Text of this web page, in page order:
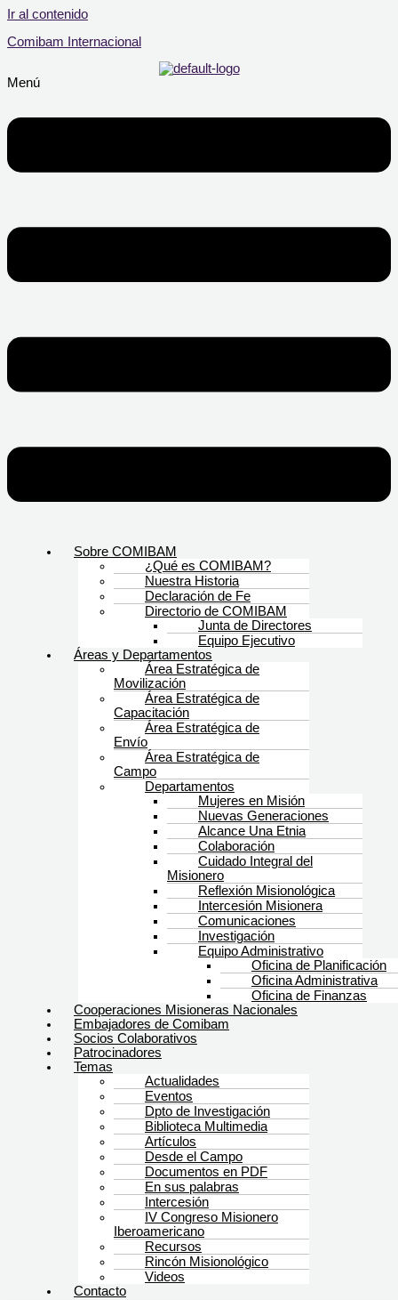
Ir al contenido
Comibam Internacional
Menú
Sobre COMIBAM
¿Qué es COMIBAM?
Nuestra Historia
Declaración de Fe
Directorio de COMIBAM
Junta de Directores
Equipo Ejecutivo
Áreas y Departamentos
Área Estratégica de
Movilización
Área Estratégica de
Capacitación
Área Estratégica de
Envío
Área Estratégica de
Campo
Departamentos
Mujeres en Misión
Nuevas Generaciones
Alcance Una Etnia
Colaboración
Cuidado Integral del
Misionero
Reflexión Misionológica
Intercesión Misionera
Comunicaciones
Investigación
Equipo Administrativo
Oficina de Planificación
Oficina Administrativa
Oficina de Finanzas
Cooperaciones Misioneras Nacionales
Embajadores de Comibam
Socios Colaborativos
Patrocinadores
Temas
Actualidades
Eventos
Dpto de Investigación
Biblioteca Multimedia
Artículos
Desde el Campo
Documentos en PDF
En sus palabras
Intercesión
IV Congreso Misionero
Iberoamericano
Recursos
Rincón Misionológico
Videos
Contacto